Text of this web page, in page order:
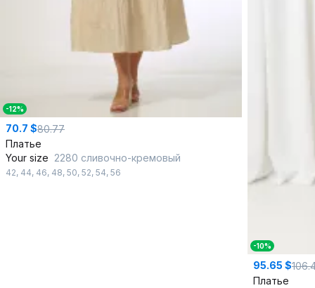
-12%
70.7 $80.77
Платье
Your size 2280 сливочно-кремовый
42, 44, 46, 48, 50, 52, 54, 56
-10%
95.65 $
Платье